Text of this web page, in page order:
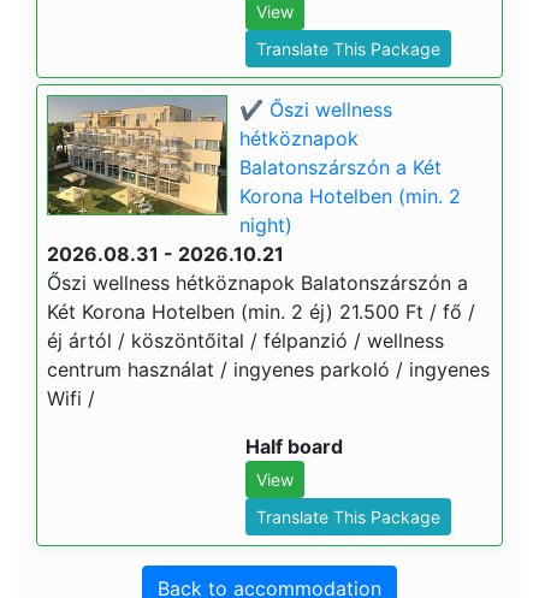
View
Translate This Package
✔️ Őszi wellness
hétköznapok
Balatonszárszón a Két
Korona Hotelben (min. 2
night)
2026.08.31 - 2026.10.21
Őszi wellness hétköznapok Balatonszárszón a
Két Korona Hotelben (min. 2 éj) 21.500 Ft / fő /
éj ártól / köszöntőital / félpanzió / wellness
centrum használat / ingyenes parkoló / ingyenes
Wifi /
Half board
View
Translate This Package
Back to accommodation